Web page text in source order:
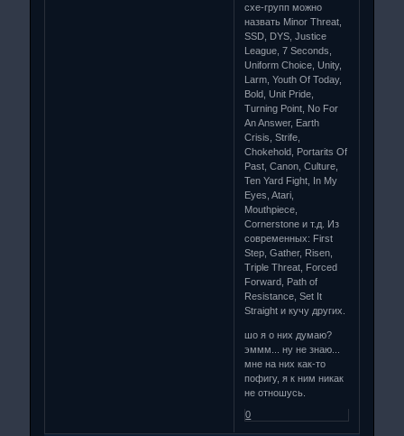
схе-групп можно
назвать Minor Threat,
SSD, DYS, Justice
League, 7 Seconds,
Uniform Choice, Unity,
Larm, Youth Of Today,
Bold, Unit Pride,
Turning Point, No For
An Answer, Earth
Crisis, Strife,
Chokehold, Portarits Of
Past, Canon, Culture,
Ten Yard Fight, In My
Eyes, Atari,
Mouthpiece,
Cornerstone и т.д. Из
современных: First
Step, Gather, Risen,
Triple Threat, Forced
Forward, Path of
Resistance, Set It
Straight и кучу других.
шо я о них думаю?
эммм... ну не знаю...
мне на них как-то
пофигу, я к ним никак
не отношусь.
0